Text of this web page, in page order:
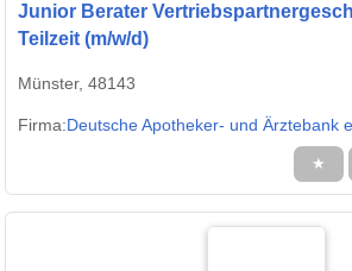
Junior Berater
Teilzeit (m/w/d)
Münster, 48143
Firma:Deutsche Apotheker- und Ärztebank
★